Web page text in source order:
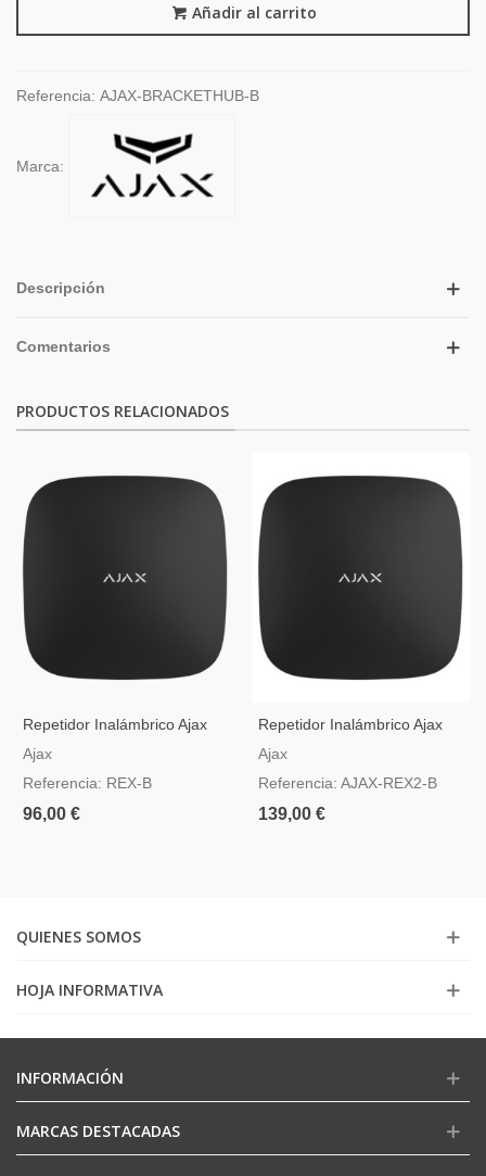
Añadir al carrito
Referencia: AJAX-BRACKETHUB-B
Marca:
Descripción
Comentarios
PRODUCTOS RELACIONADOS
Repetidor Inalámbrico Ajax
Rex Negro
Ajax
Referencia: REX-B
96,00 €
Repetidor Inalámbrico Ajax
Jeweller Y Wings Negro
Ajax
Referencia: AJAX-REX2-B
139,00 €
QUIENES SOMOS
HOJA INFORMATIVA
INFORMACIÓN
MARCAS DESTACADAS